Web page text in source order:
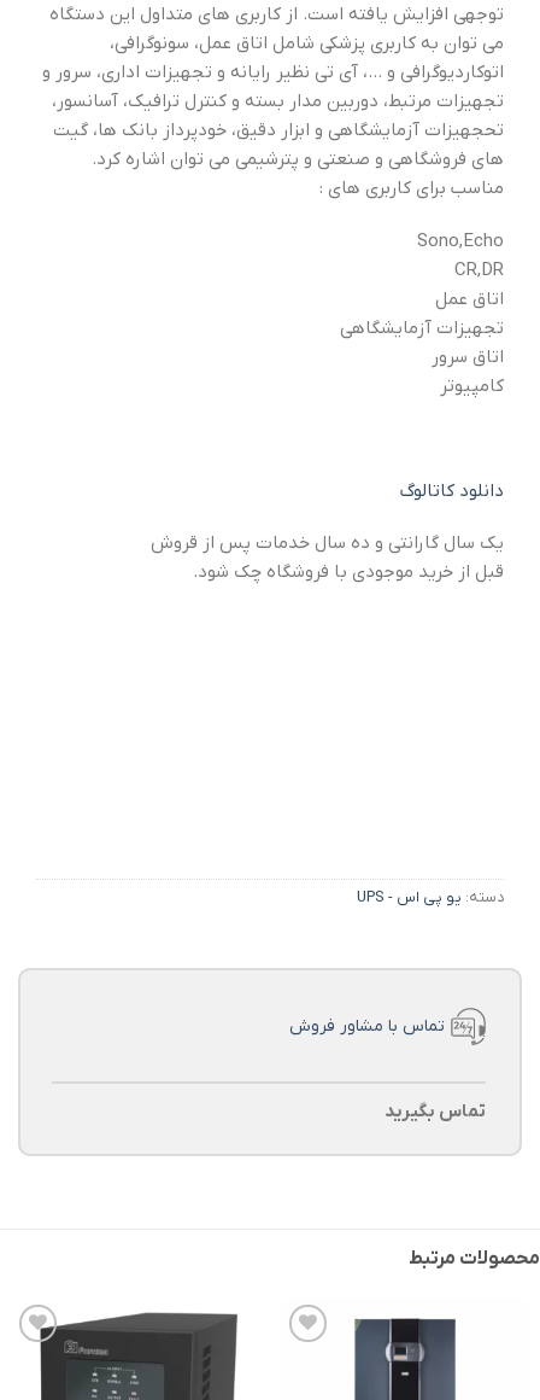
توجهی افزایش یافته است. از کاربری های متداول این دستگاه
می توان به کاربری پزشکی شامل اتاق عمل، سونوگرافی،
اتوکاردیوگرافی و …، آی تی نظیر رایانه و تجهیزات اداری، سرور و
تجهیزات مرتبط، دوربین مدار بسته و کنترل ترافیک، آسانسور،
تحجهیزات آزمایشگاهی و ابزار دقیق، خودپرداز بانک ها، گیت
های فروشگاهی و صنعتی و پترشیمی می توان اشاره کرد.
مناسب برای کاربری های :
Sono,Echo
CR,DR
اتاق عمل
تجهیزات آزمایشگاهی
اتاق سرور
کامپیوتر
دانلود کاتالوگ
یک سال گارانتی و ده سال خدمات پس از قروش
قبل از خرید موجودی با فروشگاه چک شود.
دسته: یو پی اس - UPS
تماس با مشاور فروش
تماس بگیرید
محصولات مرتبط